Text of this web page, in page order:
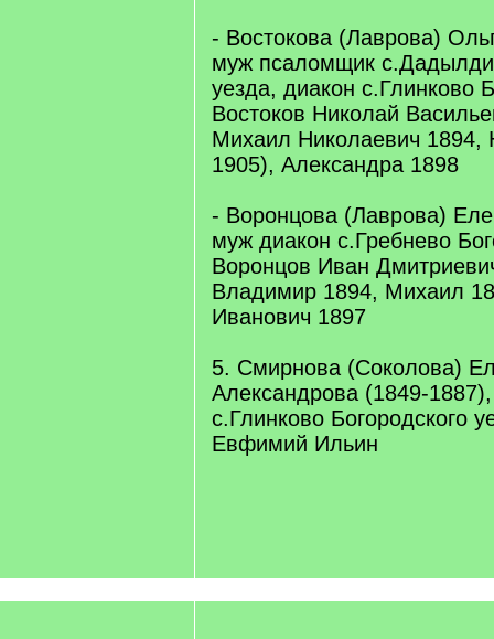
- Востокова (Лаврова)
муж псаломщик
уезда, диакон с.Глинково
Востоков Николай
Михаил Николаевич 1894,
1905), Александра 1898
- Воронцова (Лаврова)
муж диакон с.Гребнево
Воронцов Иван
Владимир 1894, Михаил
Иванович 1897
5. Смирнова (Соколова)
Александрова (1849-
с.Глинково Богородского
Евфимий Ильин